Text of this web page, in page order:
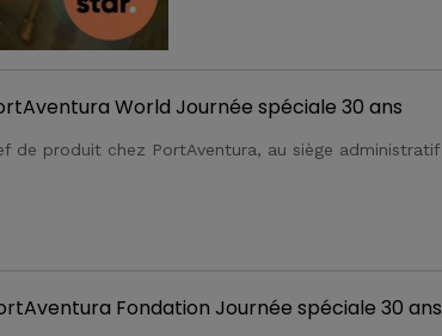
World Journée spéciale 30 ans
Fondation Journée spéciale 30 ans